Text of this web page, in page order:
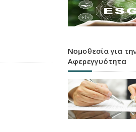
Νομοθεσία για
Αφερεγγυότητα